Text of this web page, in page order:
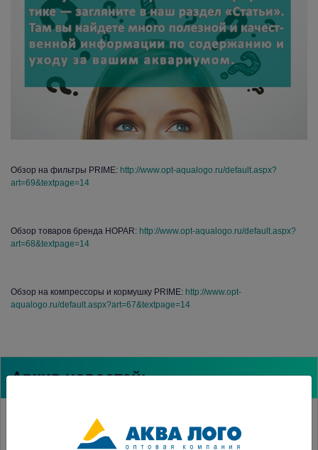
Обзор на фильтры PRIME: http://www.opt-aqualogo.ru/default.aspx?
art=69&textpage=14
Обзор товаров бренда HOPAR: http://www.opt-aqualogo.ru/default.aspx?
art=68&textpage=14
Обзор на компрессоры и кормушку PRIME: http://www.opt-
aqualogo.ru/default.aspx?art=67&textpage=14
Архив новостей:
Приглашаем на выставку ЗооПалитра-2016
Новинка. Декорации со мхом PRIME